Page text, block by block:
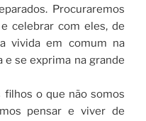
Procuraremos
celebrar com eles, de
vivida em comum na
e se exprima na grande
filhos o que não somos
pensar e viver de